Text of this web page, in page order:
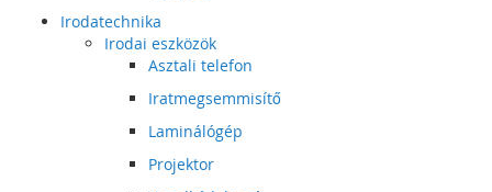
Irodatechnika
Irodai eszközök
Asztali telefon
Iratmegsemmisítő
Laminálógép
Projektor